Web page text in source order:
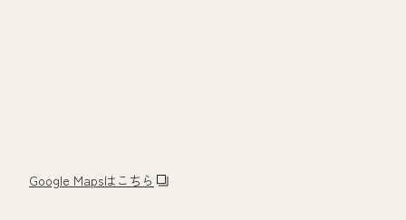
Google Mapsはこちら